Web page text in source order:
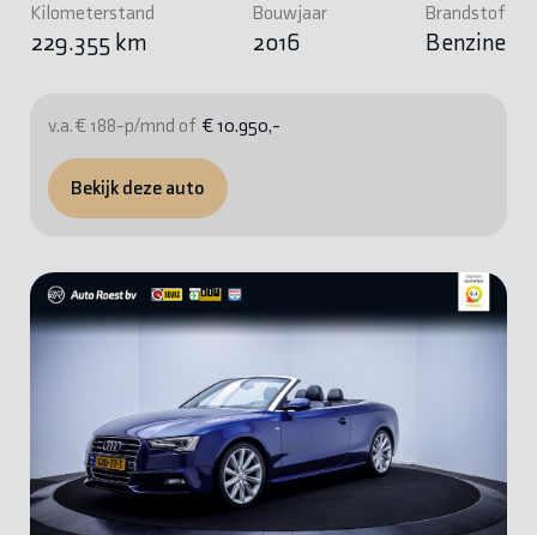
Kilometerstand
229.355 km
Bouwjaar
2016
Brandstof
Benzine
v.a. € 188-p/mnd of € 10.950,-
Bekijk deze auto